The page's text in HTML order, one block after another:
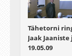
Tähetorni
Jaak
19.05.09